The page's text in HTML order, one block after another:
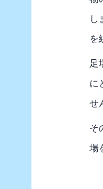
し
を
足
に
せ
そ
場